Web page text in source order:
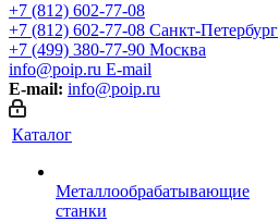
+7 (812) 602-77-08
+7 (812) 602-77-08 Санкт-Петербург
+7 (499) 380-77-90 Москва
info@poip.ru E-mail
E-mail: info@poip.ru
Каталог
Металлообрабатывающие
станки